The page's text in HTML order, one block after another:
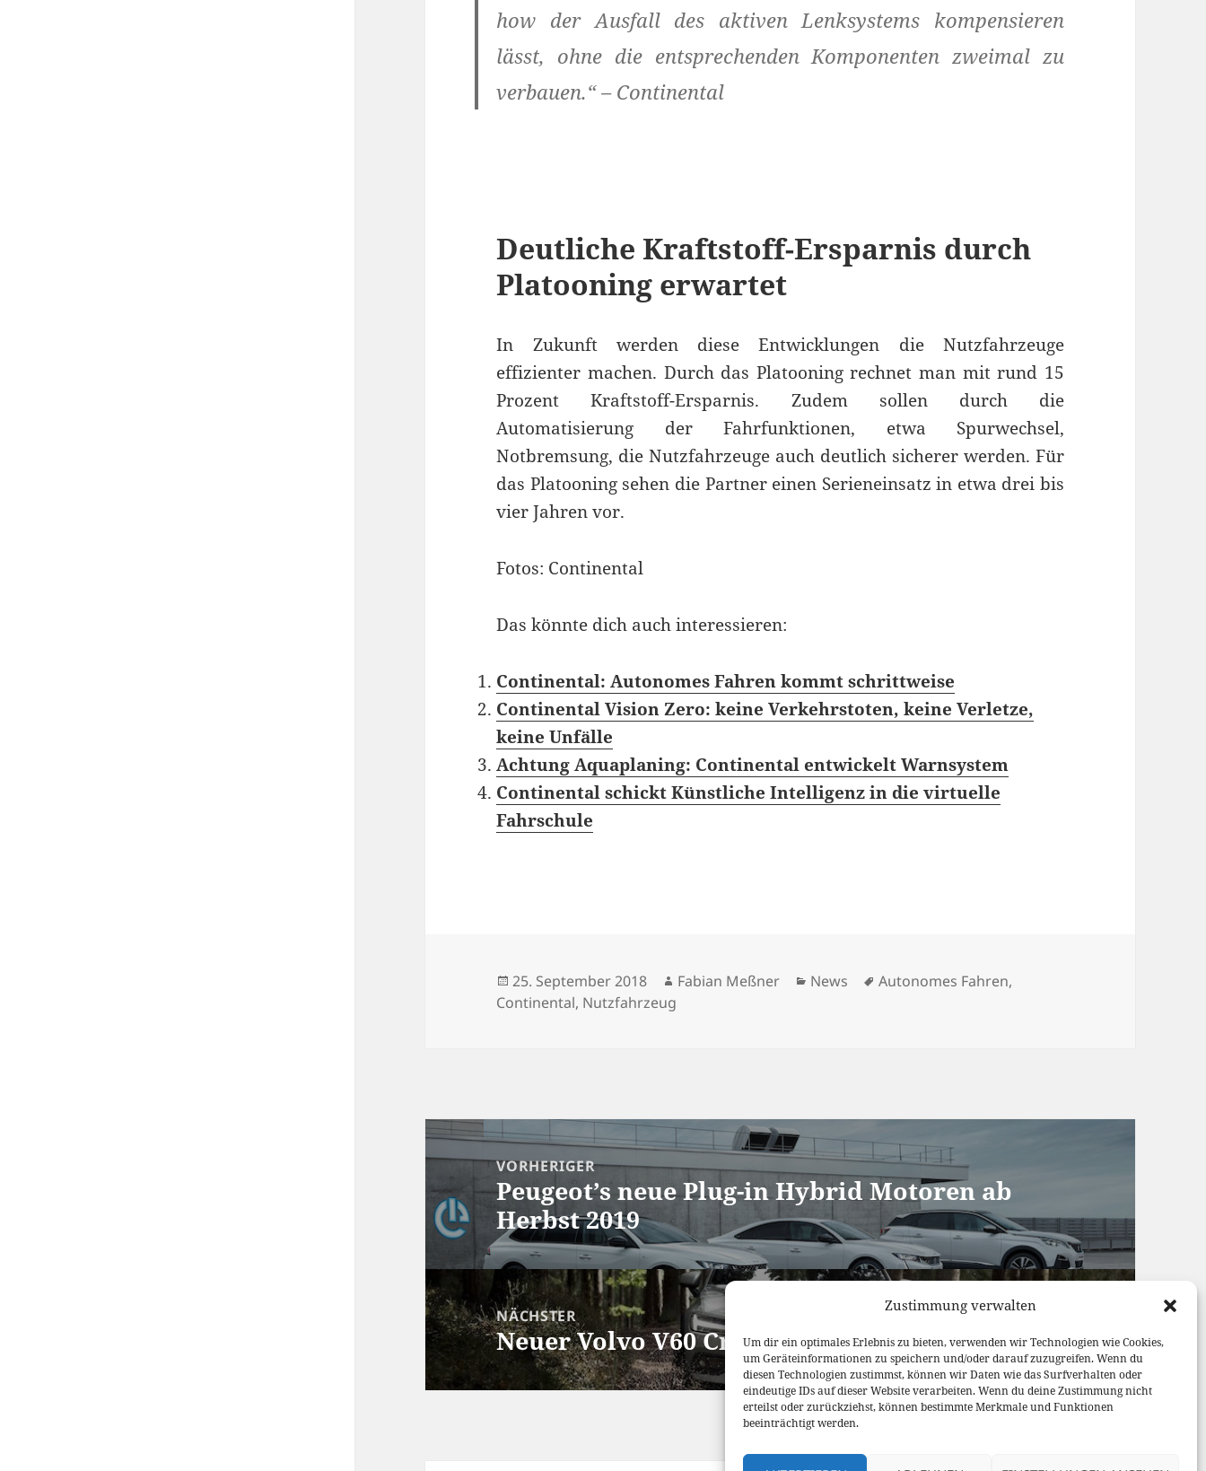
Zustimmung verwalten
Um dir ein optimales Erlebnis zu bieten, verwenden wir Technologien wie Cookies,
um Geräteinformationen zu speichern und/oder darauf zuzugreifen. Wenn du
diesen Technologien zustimmst, können wir Daten wie das Surfverhalten oder
eindeutige IDs auf dieser Website verarbeiten. Wenn du deine Zustimmung nicht
erteilst oder zurückziehst, können bestimmte Merkmale und Funktionen
beeinträchtigt werden.
how der Ausfall des aktiven Lenksystems kompensieren
lässt, ohne die entsprechenden Komponenten zweimal zu
verbauen.“ – Continental
Deutliche Kraftstoff-Ersparnis durch
Platooning erwartet
In Zukunft werden diese Entwicklungen die Nutzfahrzeuge
effizienter machen. Durch das Platooning rechnet man mit rund 15
Prozent Kraftstoff-Ersparnis. Zudem sollen durch die
Automatisierung der Fahrfunktionen, etwa Spurwechsel,
Notbremsung, die Nutzfahrzeuge auch deutlich sicherer werden. Für
das Platooning sehen die Partner einen Serieneinsatz in etwa drei bis
vier Jahren vor.
Fotos: Continental
Das könnte dich auch interessieren:
Continental: Autonomes Fahren kommt schrittweise
Continental Vision Zero: keine Verkehrstoten, keine Verletze,
keine Unfälle
Achtung Aquaplaning: Continental entwickelt Warnsystem
Continental schickt Künstliche Intelligenz in die virtuelle
Fahrschule
Veröffentlicht
am
25. September 2018 Autor
Fabian Meßner Kategorien
News Schlagwörter
Autonomes Fahren,
Continental, Nutzfahrzeug
Beitragsnavigation
VORHERIGER
Vorheriger
Beitrag:
Peugeot’s neue Plug-in Hybrid Motoren ab
Herbst 2019
NÄCHSTER
Nächster
Beitrag:
Neuer Volvo V60 Cross Country ab 52.350 Euro